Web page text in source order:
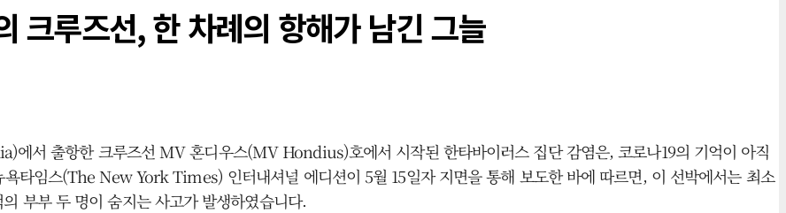
크루즈선, 한 차례의 항해가 남긴 그늘
에서 출항한 크루즈선 MV 혼디우스(MV Hondius)호에서 시작된 한타바이러스 집단 감염은, 코로나19의 기억이 아직
타임스(The New York Times) 인터내셔널 에디션이 5월 15일자 지면을 통해 보도한 바에 따르면, 이 선박에서는 최소
부부 두 명이 숨지는 사고가 발생하였습니다.